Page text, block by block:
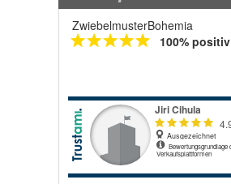
ZwiebelmusterBohemia
100% positiv